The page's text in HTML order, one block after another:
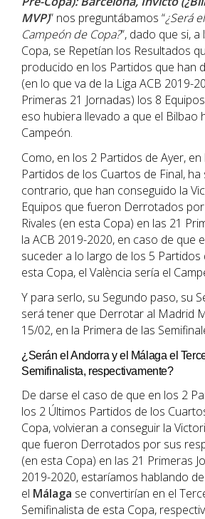
MVP)” nos preguntábamos “¿Será
Campeón de Copa?”, dado que si,
Copa, se Repetían los Resultados
producido en los Partidos que han
(en lo que va de la Liga ACB 2019-
Primeras 21 Jornadas) los 8
eso hubiera llevado a que el Bilbao
Campeón.
Como, en los 2 Partidos de Ayer,
Partidos de los Cuartos de Final,
contrario, que han conseguido la
Equipos que fueron Derrotados
Rivales (en esta Copa) en las 21
la ACB 2019-2020, en caso de que
suceder a lo largo de los 5 Partidos
esta Copa, el València sería el
Y para serlo, su Segundo paso, su
será tener que Derrotar al Madrid
15/02, en la Primera de las
¿Serán el Andorra y el Málaga el
Semifinalista, respectivamente?
De darse el caso de que en los 2
los 2 Últimos Partidos de los
Copa, volvieran a conseguir la
que fueron Derrotados por sus
(en esta Copa) en las 21 Primeras
2019-2020, estaríamos hablando
el Málaga se convertirían en el
Semifinalista de esta Copa,